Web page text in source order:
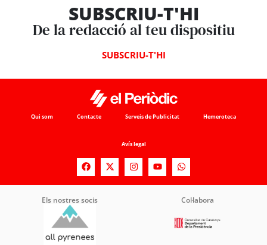
SUBSCRIU-T'HI
De la redacció al teu dispositiu
SUBSCRIU-T'HI
Qui som Contacte Serveis de Publicitat Hemeroteca
Avís legal
Els nostres socis Col·labora